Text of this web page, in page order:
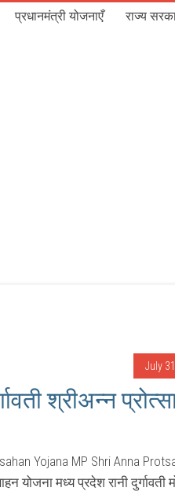
प्रधानमंत्री योजनाएँ राज्य
July
श्रीअन्न
Yojana MP Shri Anna
योजना मध्य प्रदेश रानी दुर्गावती